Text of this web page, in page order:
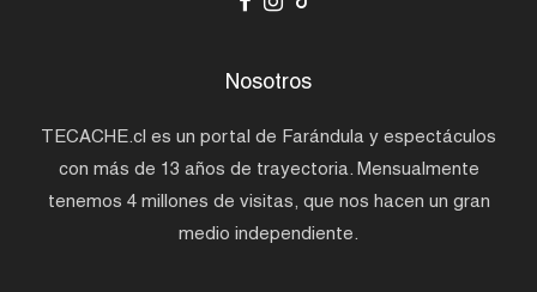
Nosotros
TECACHE.cl es un portal de Farándula y espectáculos
con más de 13 años de trayectoria. Mensualmente
tenemos 4 millones de visitas, que nos hacen un gran
medio independiente.